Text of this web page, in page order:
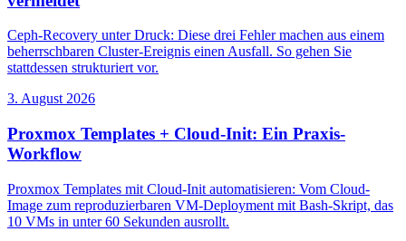
Ceph-Recovery unter Druck: Diese drei Fehler machen aus einem
beherrschbaren Cluster-Ereignis einen Ausfall. So gehen Sie
stattdessen strukturiert vor.
3. August 2026
Proxmox Templates + Cloud-Init: Ein Praxis-
Workflow
Proxmox Templates mit Cloud-Init automatisieren: Vom Cloud-
Image zum reproduzierbaren VM-Deployment mit Bash-Skript, das
10 VMs in unter 60 Sekunden ausrollt.